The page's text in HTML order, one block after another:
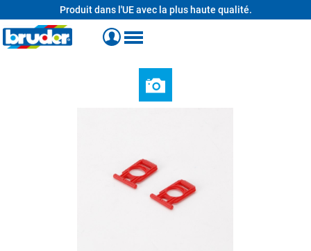
Produit dans l'UE avec la plus haute qualité.